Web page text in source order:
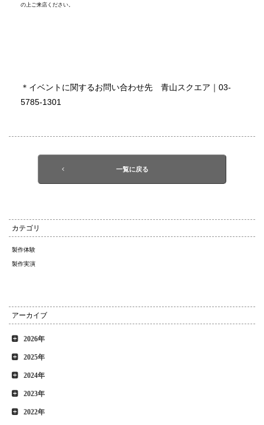
の上ご来店ください。
＊イベントに関するお問い合わせ先 青山スクエア｜03-
5785-1301
一覧に戻る
カテゴリ
製作体験
製作実演
アーカイブ
2026年
2025年
2024年
2023年
2022年